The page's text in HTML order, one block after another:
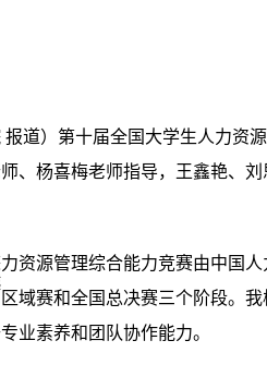
道）第十届全国大学生人力资
、杨喜梅老师指导，王鑫艳、
资源管理综合能力竞赛由中国
域赛和全国总决赛三个阶段。
业素养和团队协作能力。